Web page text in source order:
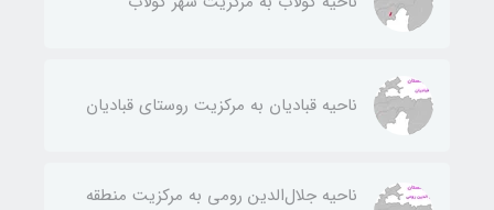
ناحيه قباديان به مركزيت روستای قباديان
ناحيه جلال‌الدين رومی به مركزيت منطقه